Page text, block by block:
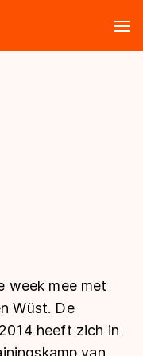
week mee met
Wüst. De
heeft zich in
van